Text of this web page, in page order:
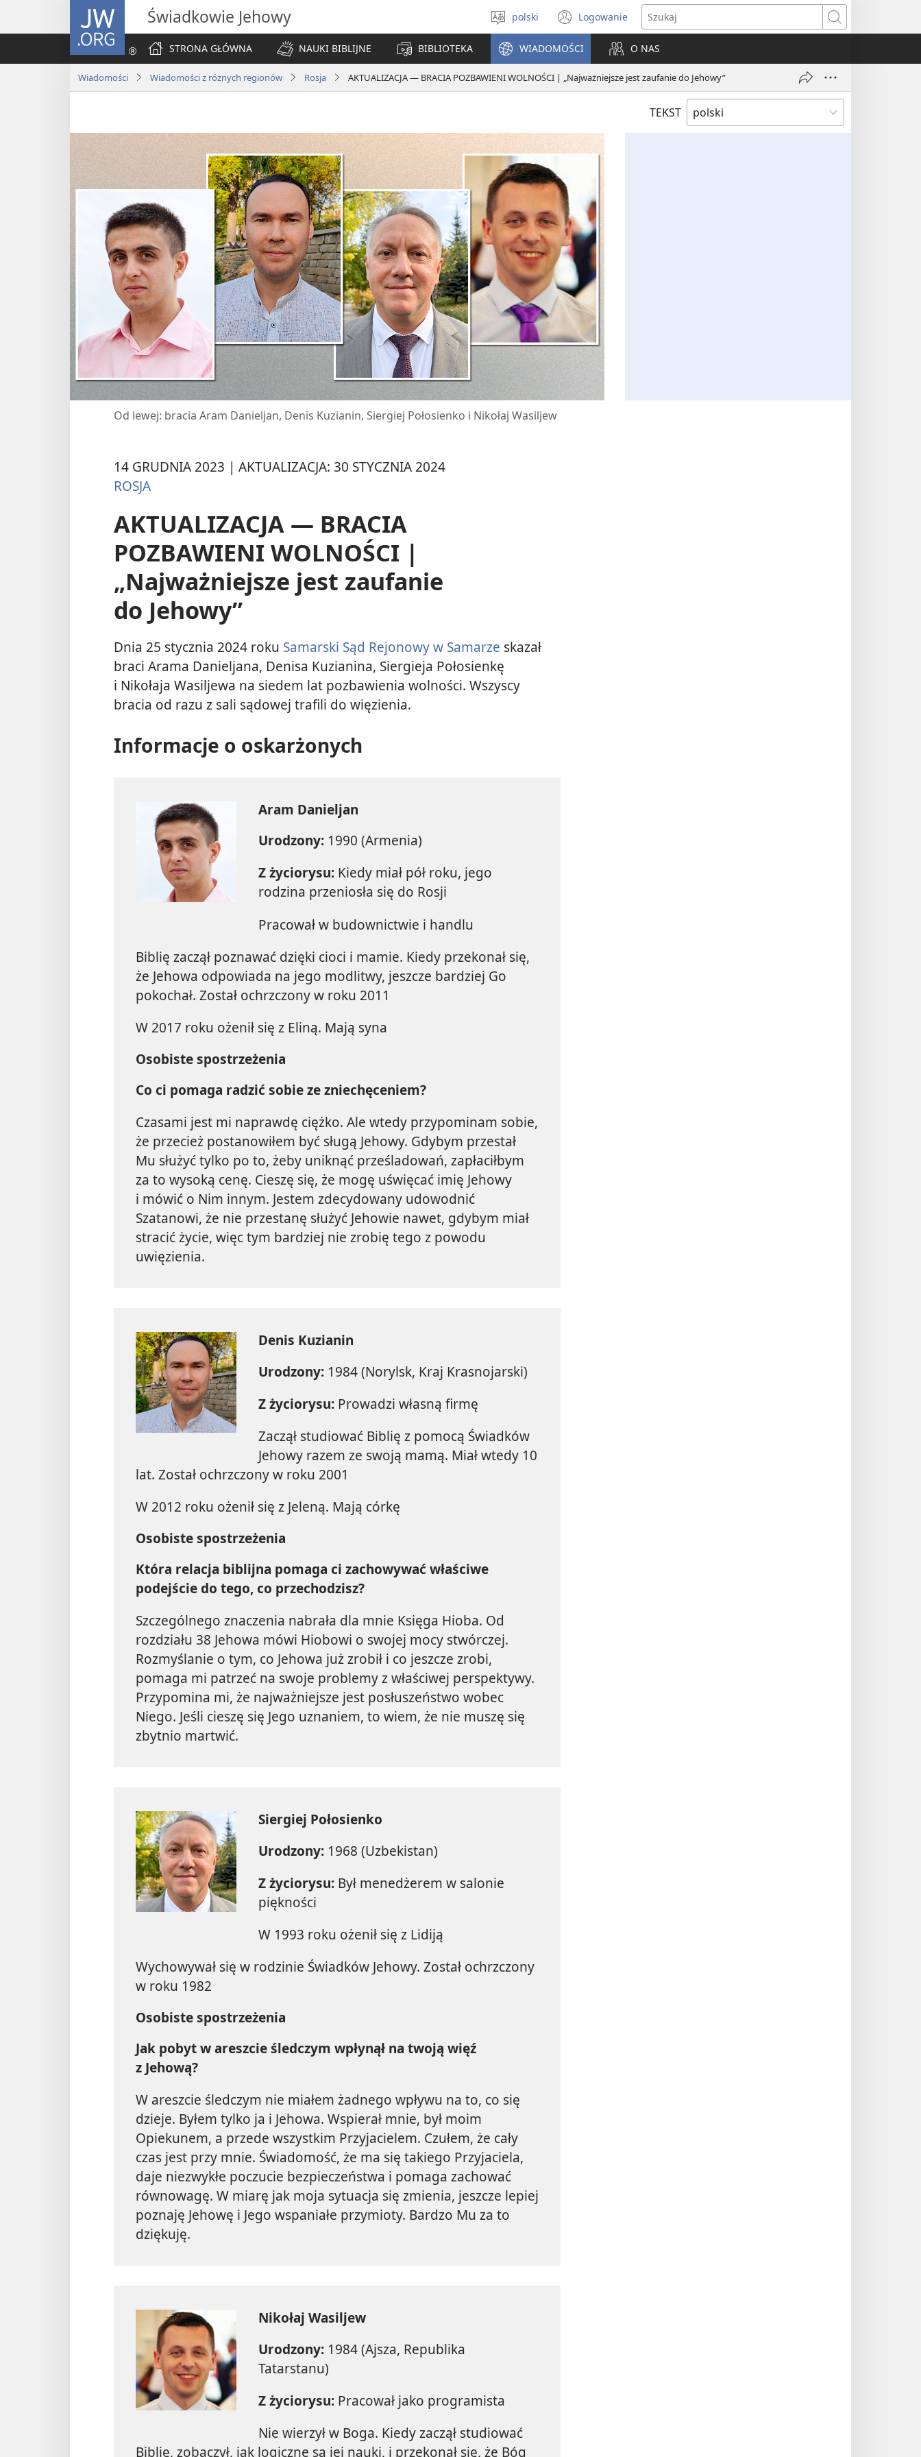
JW.ORG Świadkowie Jehowy
Wybór
języka
polski Logowanie
(opens
new
window)
Szukaj
STRONA GŁÓWNA
NAUKI BIBLIJNE BIBLIOTEKA WIADOMOŚCI O NAS
Wiadomości Wiadomości z różnych regionów Rosja AKTUALIZACJA — BRACIA POZBAWIENI WOLNOŚCI | „Najważniejsze jest zaufanie do Jehowy”
TEKST
Od lewej: bracia Aram Danieljan, Denis Kuzianin, Siergiej Połosienko i Nikołaj Wasiljew
14 GRUDNIA 2023 | AKTUALIZACJA: 30 STYCZNIA 2024
ROSJA
AKTUALIZACJA — BRACIA
POZBAWIENI WOLNOŚCI |
„Najważniejsze jest zaufanie
do Jehowy”
Dnia 25 stycznia 2024 roku Samarski Sąd Rejonowy w Samarze skazał
braci Arama Danieljana, Denisa Kuzianina, Siergieja Połosienkę
i Nikołaja Wasiljewa na siedem lat pozbawienia wolności. Wszyscy
bracia od razu z sali sądowej trafili do więzienia.
Informacje o oskarżonych
Aram Danieljan
Urodzony: 1990 (Armenia)
Z życiorysu: Kiedy miał pół roku, jego
rodzina przeniosła się do Rosji
Pracował w budownictwie i handlu
Biblię zaczął poznawać dzięki cioci i mamie. Kiedy przekonał się,
że Jehowa odpowiada na jego modlitwy, jeszcze bardziej Go
pokochał. Został ochrzczony w roku 2011
W 2017 roku ożenił się z Eliną. Mają syna
Osobiste spostrzeżenia
Co ci pomaga radzić sobie ze zniechęceniem?
Czasami jest mi naprawdę ciężko. Ale wtedy przypominam sobie,
że przecież postanowiłem być sługą Jehowy. Gdybym przestał
Mu służyć tylko po to, żeby uniknąć prześladowań, zapłaciłbym
za to wysoką cenę. Cieszę się, że mogę uświęcać imię Jehowy
i mówić o Nim innym. Jestem zdecydowany udowodnić
Szatanowi, że nie przestanę służyć Jehowie nawet, gdybym miał
stracić życie, więc tym bardziej nie zrobię tego z powodu
uwięzienia.
Denis Kuzianin
Urodzony: 1984 (Norylsk, Kraj Krasnojarski)
Z życiorysu: Prowadzi własną firmę
Zaczął studiować Biblię z pomocą Świadków
Jehowy razem ze swoją mamą. Miał wtedy 10
lat. Został ochrzczony w roku 2001
W 2012 roku ożenił się z Jeleną. Mają córkę
Osobiste spostrzeżenia
Która relacja biblijna pomaga ci zachowywać właściwe
podejście do tego, co przechodzisz?
Szczególnego znaczenia nabrała dla mnie Księga Hioba. Od
rozdziału 38 Jehowa mówi Hiobowi o swojej mocy stwórczej.
Rozmyślanie o tym, co Jehowa już zrobił i co jeszcze zrobi,
pomaga mi patrzeć na swoje problemy z właściwej perspektywy.
Przypomina mi, że najważniejsze jest posłuszeństwo wobec
Niego. Jeśli cieszę się Jego uznaniem, to wiem, że nie muszę się
zbytnio martwić.
Siergiej Połosienko
Urodzony: 1968 (Uzbekistan)
Z życiorysu: Był menedżerem w salonie
piękności
W 1993 roku ożenił się z Lidiją
Wychowywał się w rodzinie Świadków Jehowy. Został ochrzczony
w roku 1982
Osobiste spostrzeżenia
Jak pobyt w areszcie śledczym wpłynął na twoją więź
z Jehową?
W areszcie śledczym nie miałem żadnego wpływu na to, co się
dzieje. Byłem tylko ja i Jehowa. Wspierał mnie, był moim
Opiekunem, a przede wszystkim Przyjacielem. Czułem, że cały
czas jest przy mnie. Świadomość, że ma się takiego Przyjaciela,
daje niezwykłe poczucie bezpieczeństwa i pomaga zachować
równowagę. W miarę jak moja sytuacja się zmienia, jeszcze lepiej
poznaję Jehowę i Jego wspaniałe przymioty. Bardzo Mu za to
dziękuję.
Nikołaj Wasiljew
Urodzony: 1984 (Ajsza, Republika
Tatarstanu)
Z życiorysu: Pracował jako programista
Nie wierzył w Boga. Kiedy zaczął studiować
Biblię, zobaczył, jak logiczne są jej nauki, i przekonał się, że Bóg